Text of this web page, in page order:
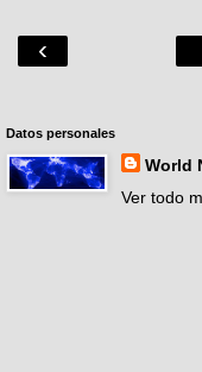
‹
Datos personales
World
Ver todo